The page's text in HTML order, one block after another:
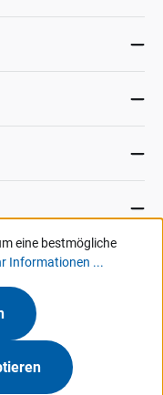
Portal
an Industrie, Handel,
122 • 27318 Hoya
eine bestmögliche
Informationen ...